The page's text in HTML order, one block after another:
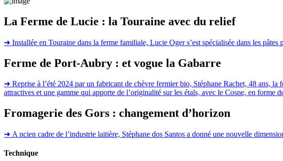
La Ferme de Lucie : la Touraine avec du relief
➜ Installée en Touraine dans la ferme familiale, Lucie Oger s’est spécialisée dans les
Ferme de Port-Aubry : et vogue la Gabarre
➜ Reprise à l’été 2024 par un fabricant de chèvre fermier bio, Stéphane Rachet, 48 ans,
attractives et une gamme qui apporte de l’originalité sur les étals, avec le Cosne, en forme
Fromagerie des Gors : changement d’horizon
➜ A ncien cadre de l’industrie laitière, Stéphane dos Santos a donné une nouvelle
Technique